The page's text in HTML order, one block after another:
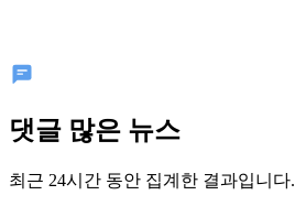
댓글 많은 뉴스
최근 24시간 동안 집계한 결과입니다.